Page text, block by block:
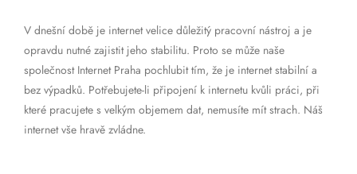
V dnešní době je internet velice důležitý pracovní nástroj a je
opravdu nutné zajistit jeho stabilitu. Proto se může naše
společnost Internet Praha pochlubit tím, že je internet stabilní a
bez výpadků. Potřebujete-li připojení k internetu kvůli práci, při
které pracujete s velkým objemem dat, nemusíte mít strach. Náš
internet vše hravě zvládne.